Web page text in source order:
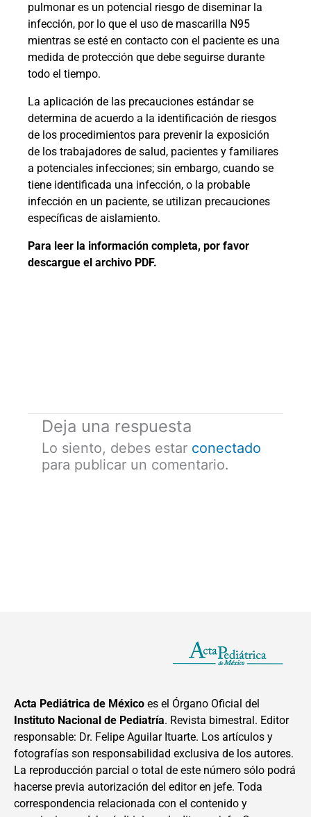
pulmonar es un potencial riesgo de diseminar la
infección, por lo que el uso de mascarilla N95
mientras se esté en contacto con el paciente es una
medida de protección que debe seguirse durante
todo el tiempo.
La aplicación de las precauciones estándar se
determina de acuerdo a la identificación de riesgos
de los procedimientos para prevenir la exposición
de los trabajadores de salud, pacientes y familiares
a potenciales infecciones; sin embargo, cuando se
tiene identificada una infección, o la probable
infección en un paciente, se utilizan precauciones
específicas de aislamiento.
Para leer la información completa, por favor
descargue el archivo PDF.
Deja una respuesta
Lo siento, debes estar conectado
para publicar un comentario.
Acta Pediátrica de México es el Órgano Oficial del
Instituto Nacional de Pediatría. Revista bimestral. Editor
responsable: Dr. Felipe Aguilar Ituarte. Los artículos y
fotografías son responsabilidad exclusiva de los autores.
La reproducción parcial o total de este número sólo podrá
hacerse previa autorización del editor en jefe. Toda
correspondencia relacionada con el contenido y